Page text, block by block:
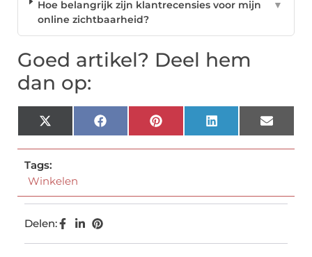
Hoe belangrijk zijn klantrecensies voor mijn
online zichtbaarheid?
▼
Goed artikel? Deel hem
dan op:
X
(Twitter)
Facebook Pinterest LinkedIn Email
Tags:
Winkelen
Delen: